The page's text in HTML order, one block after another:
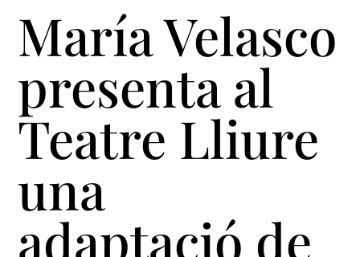
María Velasco
presenta al
Teatre Lliure
una
adaptació de